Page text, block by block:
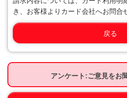
き、お客様よりカード会社へお問合
戻る
アンケート:ご意見をお